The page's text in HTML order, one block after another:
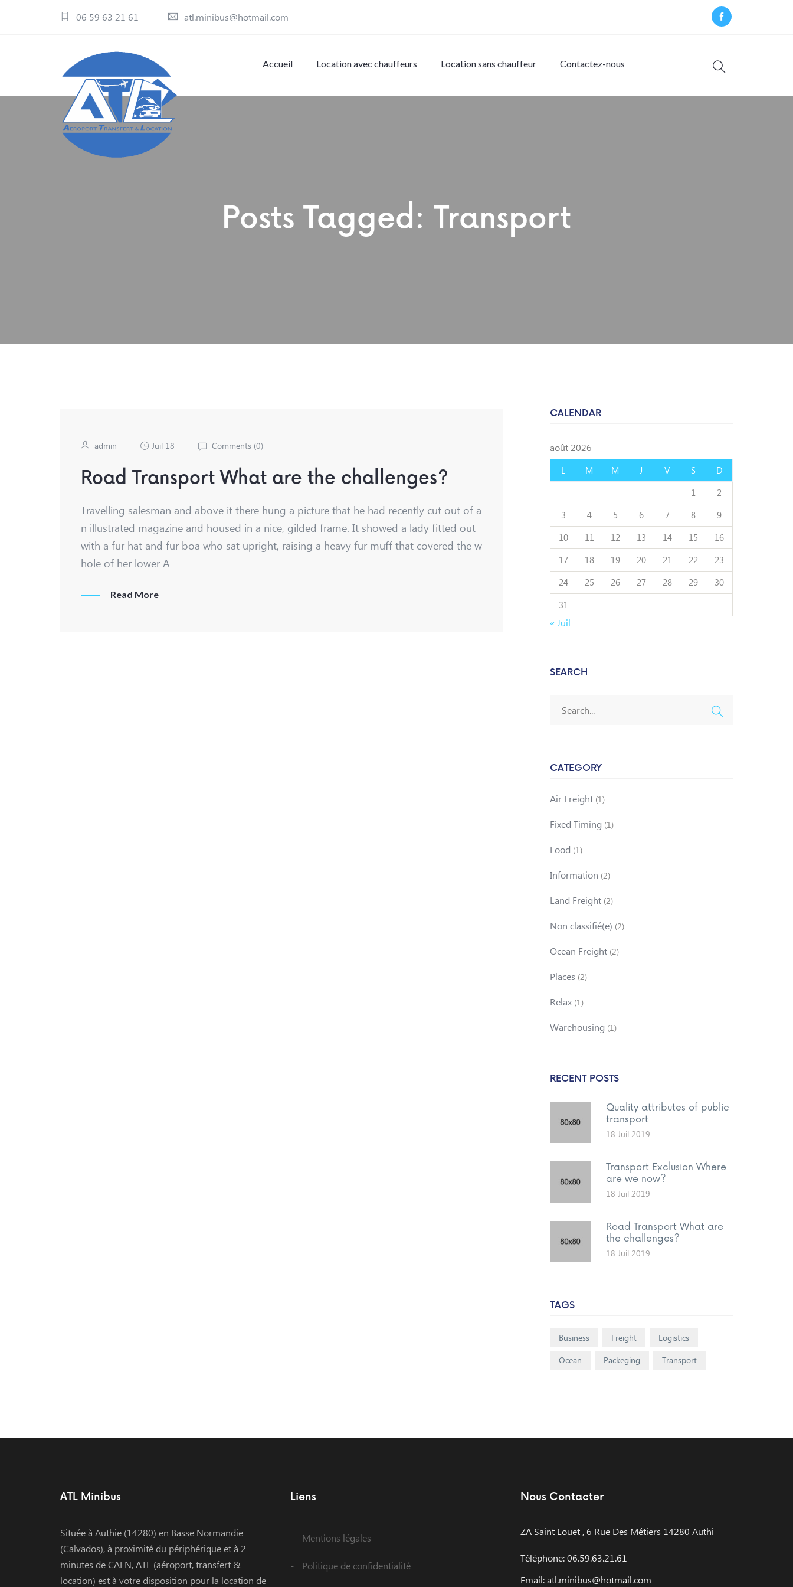
06 59 63 21 61 atl.minibus@hotmail.com
Accueil Location avec chauffeurs Location sans chauffeur Contactez-nous
Posts Tagged: Transport
admin Juil 18 Comments (0)
Road Transport What are the challenges?
Travelling salesman and above it there hung a picture that he had recently cut out of a
n illustrated magazine and housed in a nice, gilded frame. It showed a lady fitted out
with a fur hat and fur boa who sat upright, raising a heavy fur muff that covered the w
hole of her lower A
Read More
CALENDAR
août 2026
L M M J V S
D
1
2
3
4 5 6 7 8
9
10
11 12 13 14 15
16
17
18 19 20 21 22
23
24
25 26 27 28 29
30
31
« Juil
SEARCH
CATEGORY
Air Freight (1)
Fixed Timing (1)
Food (1)
Information (2)
Land Freight (2)
Non classifié(e) (2)
Ocean Freight (2)
Places (2)
Relax (1)
Warehousing (1)
RECENT POSTS
Quality attributes of public
transport
18 Juil 2019
Transport Exclusion Where
are we now?
18 Juil 2019
Road Transport What are
the challenges?
18 Juil 2019
TAGS
Business Freight
Logistics
Ocean
Packeging Transport
ATL Minibus
Située à Authie (14280) en Basse Normandie
(Calvados), à proximité du périphérique et à 2
minutes de CAEN, ATL (aéroport, transfert &
location) est à votre disposition pour la location de
Liens
Mentions légales
Politique de confidentialité
Nous Contacter
ZA Saint Louet , 6 Rue Des Métiers 14280 Authi
Téléphone: 06.59.63.21.61
Email: atl.minibus@hotmail.com